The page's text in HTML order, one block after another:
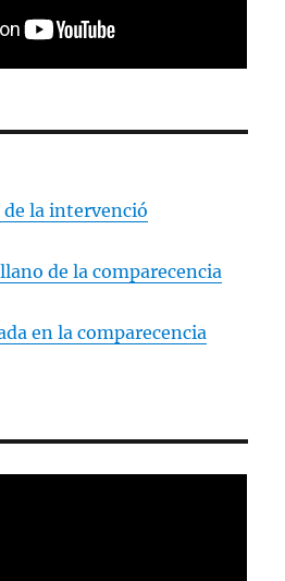
la intervenció
de la comparecencia
en la comparecencia